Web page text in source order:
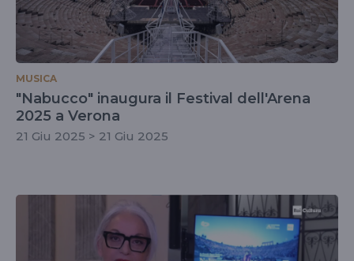
MUSICA
"Nabucco" inaugura il Festival dell'Arena
2025 a Verona
21 Giu 2025 > 21 Giu 2025